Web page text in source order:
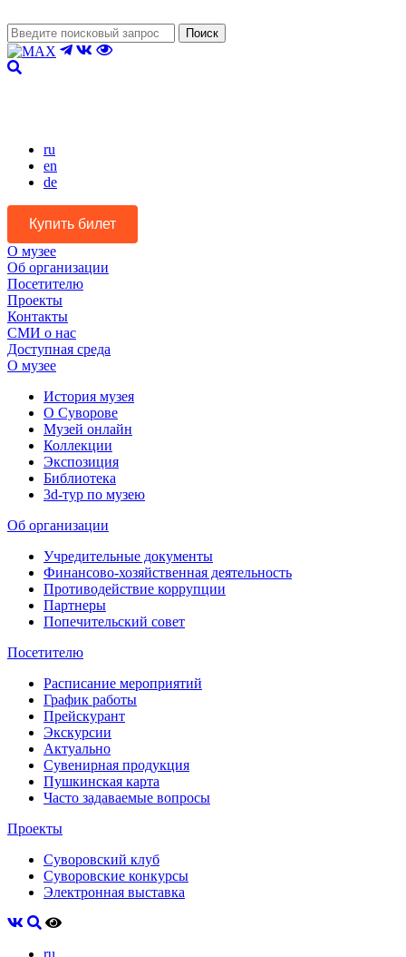
Поиск
ru
en
de
Купить билет
О музее
Об организации
Посетителю
Проекты
Контакты
СМИ о нас
Доступная среда
О музее
История музея
О Суворове
Музей онлайн
Коллекции
Экспозиция
Библиотека
3d-тур по музею
Об организации
Учредительные документы
Финансово-хозяйственная деятельность
Противодействие коррупции
Партнеры
Попечительский совет
Посетителю
Расписание мероприятий
График работы
Прейскурант
Экскурсии
Актуально
Сувенирная продукция
Пушкинская карта
Часто задаваемые вопросы
Проекты
Суворовский клуб
Суворовские конкурсы
Электронная выставка